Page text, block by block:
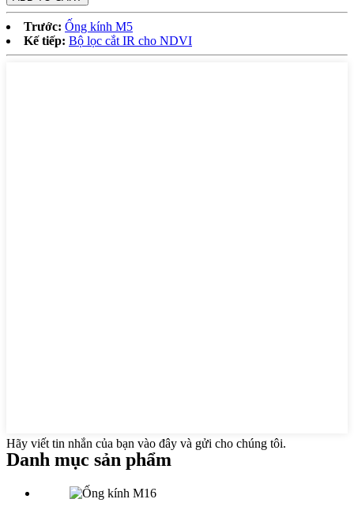
Trước: Ống kính M5
Kế tiếp: Bộ lọc cắt IR cho NDVI
Hãy viết tin nhắn của bạn vào đây và gửi cho chúng tôi.
Danh mục sản phẩm